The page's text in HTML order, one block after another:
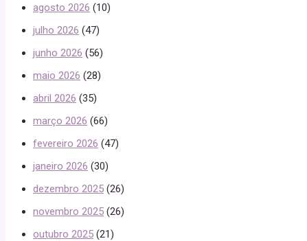
agosto 2026 (10)
julho 2026 (47)
junho 2026 (56)
maio 2026 (28)
abril 2026 (35)
março 2026 (66)
fevereiro 2026 (47)
janeiro 2026 (30)
dezembro 2025 (26)
novembro 2025 (26)
outubro 2025 (21)